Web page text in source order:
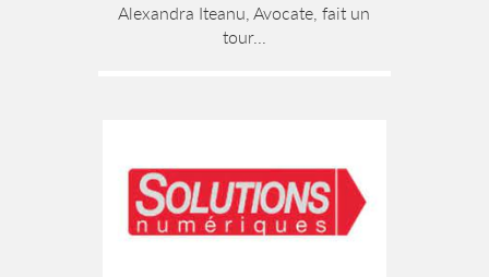
Alexandra Iteanu, Avocate, fait un
tour...